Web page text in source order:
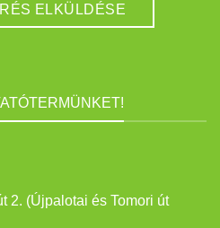
2. (Újpalotai és Tomori út